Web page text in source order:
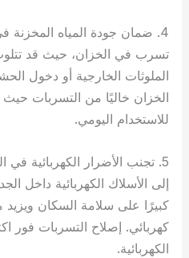
4. ضمان جودة المياه المخزنة
تسرب في الخزان، حيث قد
الملوثات الخارجية أو دخول
الخزان خاليًا من التسربات حيث
للاستخدام اليومي.
5. تجنب الأضرار الكهربائية
إلى الأسلاك الكهربائية داخل
كبيرًا على سلامة السكان
كهربائي. إصلاح التسربات فور
الكهربائية.